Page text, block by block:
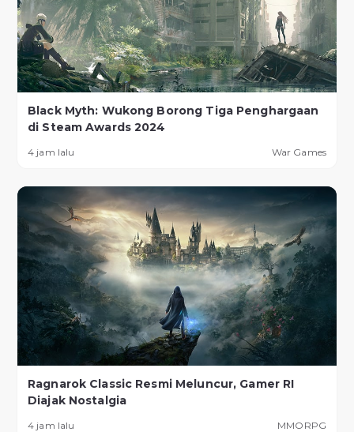
Black Myth: Wukong Borong Tiga Penghargaan
di Steam Awards 2024
4 jam lalu War Games
Ragnarok Classic Resmi Meluncur, Gamer RI
Diajak Nostalgia
4 jam lalu MMORPG